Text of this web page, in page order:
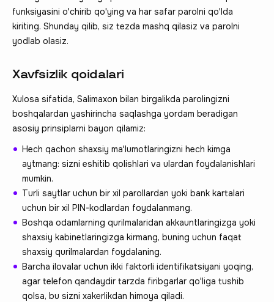
funksiyasini o'chirib qo'ying va har safar parolni qo'lda
kiriting. Shunday qilib, siz tezda mashq qilasiz va parolni
yodlab olasiz.
Xavfsizlik qoidalari
Xulosa sifatida, Salimaxon bilan birgalikda parolingizni
boshqalardan yashirincha saqlashga yordam beradigan
asosiy prinsiplarni bayon qilamiz:
Hech qachon shaxsiy ma'lumotlaringizni hech kimga
aytmang: sizni eshitib qolishlari va ulardan foydalanishlari
mumkin.
Turli saytlar uchun bir xil parollardan yoki bank kartalari
uchun bir xil PIN-kodlardan foydalanmang.
Boshqa odamlarning qurilmalaridan akkauntlaringizga yoki
shaxsiy kabinetlaringizga kirmang, buning uchun faqat
shaxsiy qurilmalardan foydalaning.
Barcha ilovalar uchun ikki faktorli identifikatsiyani yoqing,
agar telefon qandaydir tarzda firibgarlar qo'liga tushib
qolsa, bu sizni xakerlikdan himoya qiladi.